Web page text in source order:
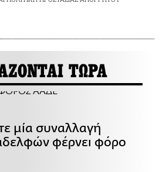
ΤΩΡΑ
μία συναλλαγή
φέρνει φόρο